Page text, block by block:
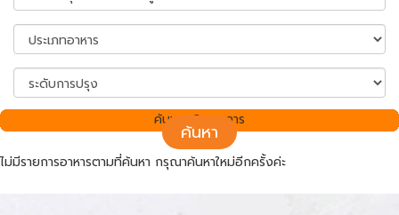
ค้นหา
ไม่มีรายการอาหารตามที่ค้นหา กรุณาค้นหาใหม่อีกครั้งค่ะ
ค้นพบ 0 รายการ